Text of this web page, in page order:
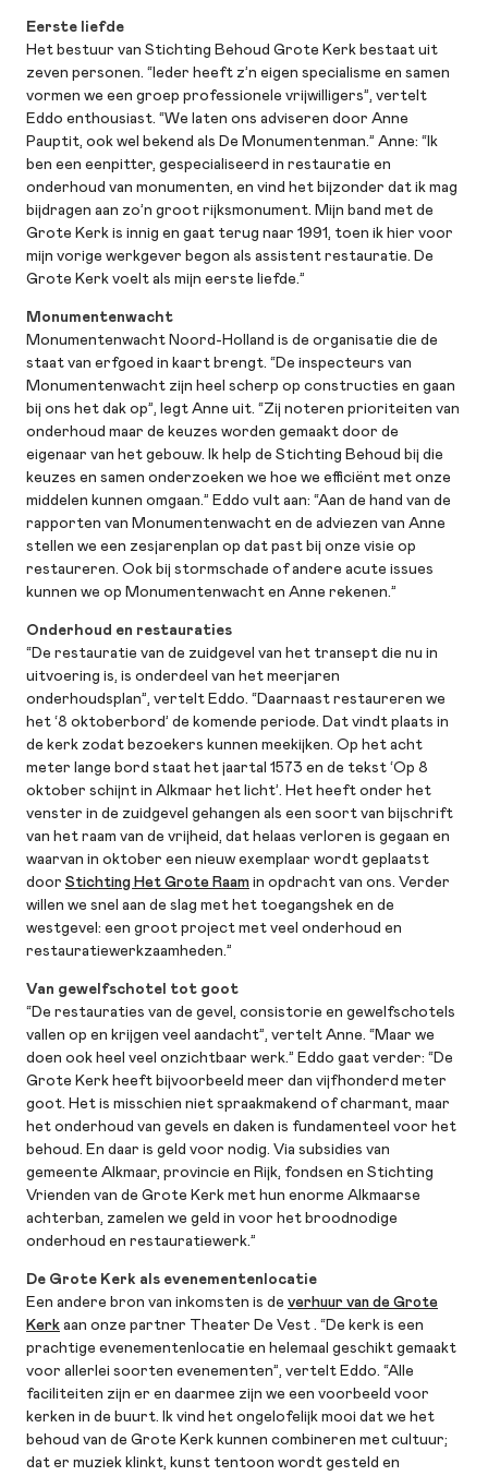
Eerste liefde
Het bestuur van Stichting Behoud Grote Kerk bestaat uit
zeven personen. “Ieder heeft z’n eigen specialisme en samen
vormen we een groep professionele vrijwilligers”, vertelt
Eddo enthousiast. “We laten ons adviseren door Anne
Pauptit, ook wel bekend als De Monumentenman.” Anne: “Ik
ben een eenpitter, gespecialiseerd in restauratie en
onderhoud van monumenten, en vind het bijzonder dat ik mag
bijdragen aan zo’n groot rijksmonument. Mijn band met de
Grote Kerk is innig en gaat terug naar 1991, toen ik hier voor
mijn vorige werkgever begon als assistent restauratie. De
Grote Kerk voelt als mijn eerste liefde.”
Monumentenwacht
Monumentenwacht Noord-Holland is de organisatie die de
staat van erfgoed in kaart brengt. “De inspecteurs van
Monumentenwacht zijn heel scherp op constructies en gaan
bij ons het dak op”, legt Anne uit. “Zij noteren prioriteiten van
onderhoud maar de keuzes worden gemaakt door de
eigenaar van het gebouw. Ik help de Stichting Behoud bij die
keuzes en samen onderzoeken we hoe we efficiënt met onze
middelen kunnen omgaan.” Eddo vult aan: “Aan de hand van de
rapporten van Monumentenwacht en de adviezen van Anne
stellen we een zesjarenplan op dat past bij onze visie op
restaureren. Ook bij stormschade of andere acute issues
kunnen we op Monumentenwacht en Anne rekenen.”
Onderhoud en restauraties
“De restauratie van de zuidgevel van het transept die nu in
uitvoering is, is onderdeel van het meerjaren
onderhoudsplan”, vertelt Eddo. “Daarnaast restaureren we
het ‘8 oktoberbord’ de komende periode. Dat vindt plaats in
de kerk zodat bezoekers kunnen meekijken. Op het acht
meter lange bord staat het jaartal 1573 en de tekst ‘Op 8
oktober schijnt in Alkmaar het licht’. Het heeft onder het
venster in de zuidgevel gehangen als een soort van bijschrift
van het raam van de vrijheid, dat helaas verloren is gegaan en
waarvan in oktober een nieuw exemplaar wordt geplaatst
door Stichting Het Grote Raam in opdracht van ons. Verder
willen we snel aan de slag met het toegangshek en de
westgevel: een groot project met veel onderhoud en
restauratiewerkzaamheden.”
Van gewelfschotel tot goot
“De restauraties van de gevel, consistorie en gewelfschotels
vallen op en krijgen veel aandacht”, vertelt Anne. “Maar we
doen ook heel veel onzichtbaar werk.” Eddo gaat verder: “De
Grote Kerk heeft bijvoorbeeld meer dan vijfhonderd meter
goot. Het is misschien niet spraakmakend of charmant, maar
het onderhoud van gevels en daken is fundamenteel voor het
behoud. En daar is geld voor nodig. Via subsidies van
gemeente Alkmaar, provincie en Rijk, fondsen en Stichting
Vrienden van de Grote Kerk met hun enorme Alkmaarse
achterban, zamelen we geld in voor het broodnodige
onderhoud en restauratiewerk.”
De Grote Kerk als evenementenlocatie
Een andere bron van inkomsten is de verhuur van de Grote
Kerk aan onze partner Theater De Vest . “De kerk is een
prachtige evenementenlocatie en helemaal geschikt gemaakt
voor allerlei soorten evenementen”, vertelt Eddo. “Alle
faciliteiten zijn er en daarmee zijn we een voorbeeld voor
kerken in de buurt. Ik vind het ongelofelijk mooi dat we het
behoud van de Grote Kerk kunnen combineren met cultuur;
dat er muziek klinkt, kunst tentoon wordt gesteld en